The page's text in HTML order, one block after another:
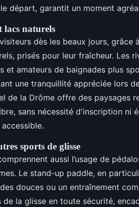
départ, garantit un moment
lacs naturels
dès les beaux jours, grâce
prisés pour leur fraîcheur. Les
et amateurs de baignades plus
une tranquillité appréciée lors
de la Drôme offre des paysages
sans nécessité d'inscription ni
sports de glisse
aussi l’usage de
Le stand-up paddle, en
douces ou un entraînement
la glisse en toute sécurité,